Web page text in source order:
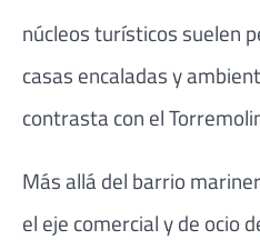
núcleos turísticos suelen
casas encaladas y
contrasta con el
Más allá del barrio
el eje comercial y de ocio